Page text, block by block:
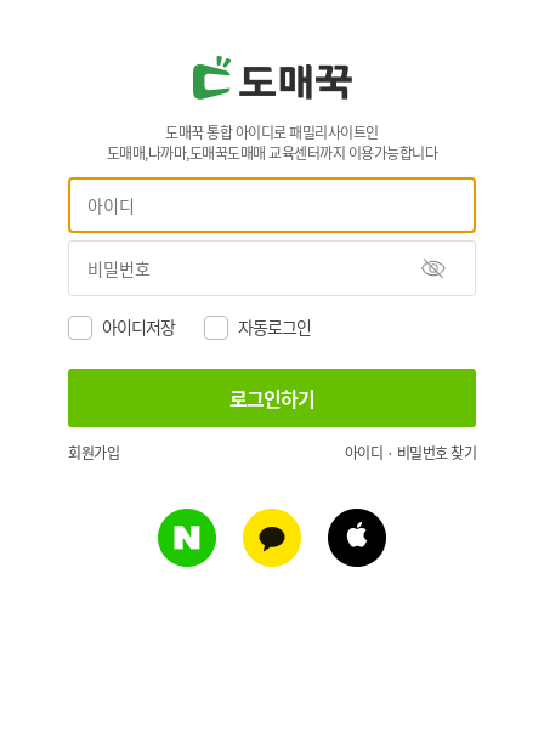
도매꾹 통합 아이디로 패밀리사이트인
도매매,나까마,도매꾹도매매 교육센터까지 이용가능합니다
아이디저장 자동로그인
회원가입 아이디 · 비밀번호 찾기